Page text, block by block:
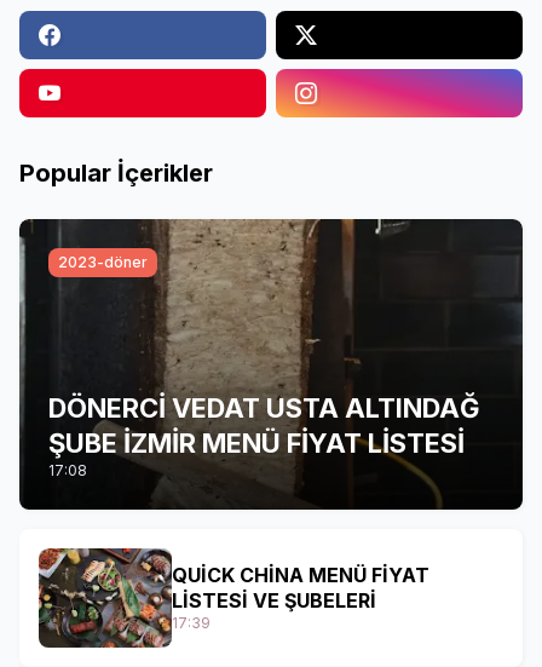
Popular İçerikler
2023-döner
DÖNERCİ VEDAT USTA ALTINDAĞ
ŞUBE İZMİR MENÜ FİYAT LİSTESİ
17:08
QUİCK CHİNA MENÜ FİYAT
LİSTESİ VE ŞUBELERİ
17:39